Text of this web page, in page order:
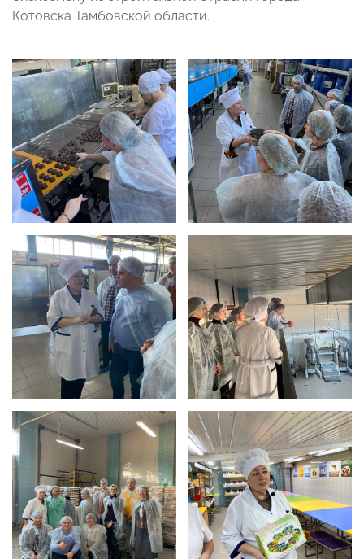
Котовска Тамбовской области.